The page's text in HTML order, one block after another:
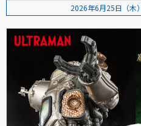
2026年6月25日（木